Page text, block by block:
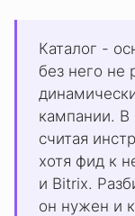
Каталог -
без него не
кампании. В
считая
хотя фид к
и Bitrix.
он нужен и